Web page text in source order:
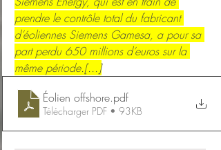
prendre le contrôle total du fabricant
d’éoliennes Siemens Gamesa, a pour sa
part perdu 650 millions d’euros sur la
même période.[...]
Éolien offshore.pdf
Télécharger PDF • 93KB